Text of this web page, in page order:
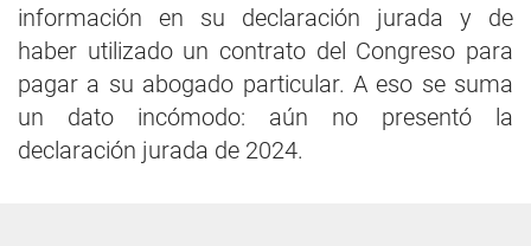
información en su declaración jurada y de
haber utilizado un contrato del Congreso para
pagar a su abogado particular. A eso se suma
un dato incómodo: aún no presentó la
declaración jurada de 2024.